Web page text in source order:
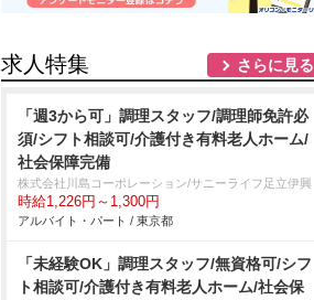
求人特集 さらに見る
「週3から可」調理スタッフ/調理師免許必
須/シフト相談可/介護付き有料老人ホーム/
社会保障完備
株式会社川島コーポレーション/サニーライフ足立伊興
時給1,226円～1,300円
アルバイト・パート / 東京都
「未経験OK」調理スタッフ/無資格可/シフ
ト相談可/介護付き有料老人ホーム/社会保